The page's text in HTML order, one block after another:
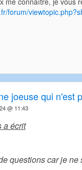
forum/
joeuse qui n'est
@ 11:43
a écrit
questions car je